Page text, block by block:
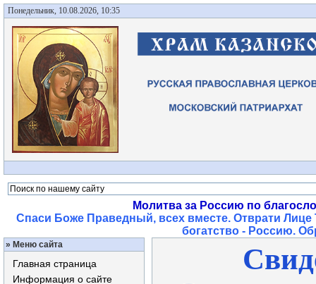
Понедельник, 10.08.2026, 10:35
Молитва за Россию по
Спаси Боже Праведный, всех вместе. Отврати
богатство - Россию.
» Меню сайта
Главная страница
Информация о сайте